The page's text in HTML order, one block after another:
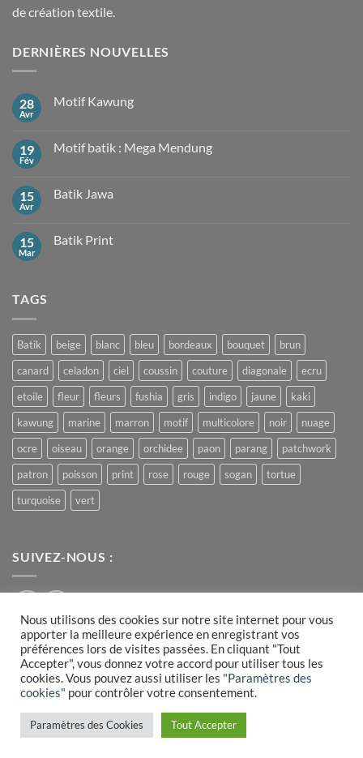
de création textile.
DERNIÈRES NOUVELLES
28
Avr
Motif Kawung
Motif
19
Fév
Motif batik : Mega Mendung
Motif
Mendung
15
Avr
Batik Jawa
Batik
15
Mar
Batik Print
TAGS
Batik beige blanc bleu bordeaux bouquet
brun
canard
celadon ciel coussin couture diagonale
ecru
etoile
fleur fleurs fushia gris indigo jaune
kaki
kawung
marine marron motif multicolore noir
nuage
ocre
oiseau orange orchidee paon parang
patchwork
patron
poisson print rose rouge sogan
tortue
turquoise
vert
SUIVEZ-NOUS :
Visa PayPal MasterCard
MENTIONS LÉGALES
COOKIES
› réalisé parl'agence Webrush
Nous utilisons des cookies sur notre site internet pour vous
apporter la meilleure expérience en enregistrant vos
préférences lors de visites passées. En cliquant "Tout
Accepter", vous donnez votre accord pour utiliser tous les
cookies. Vous pouvez aussi utiliser les "Paramètres des
cookies" pour contrôler votre consentement.
Paramètres des Cookies Tout Accepter